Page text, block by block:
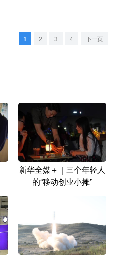
1 2 3 4 下一页
新华全媒＋｜三个年轻人
的“移动创业小摊”